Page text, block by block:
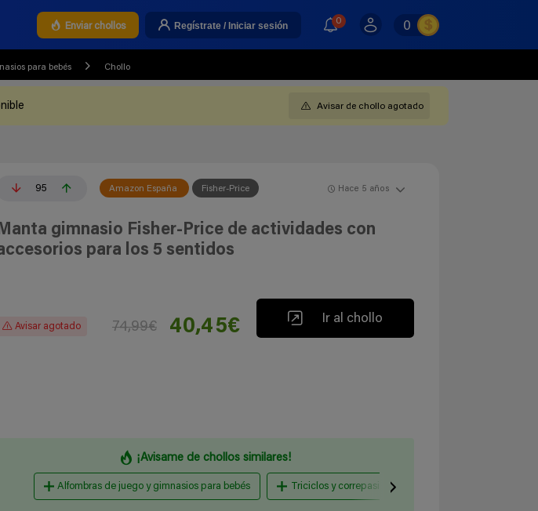
Enviar chollos Regístrate / Iniciar sesión 0 0
para bebés Chollo
Avisar de chollo agotado
95 Amazon España Fisher-Price Hace 5 años
gimnasio Fisher-Price de actividades con
para los 5 sentidos
Avisar agotado 74,99€ 40,45€ Ir al chollo
¡Avisame de chollos similares!
Alfombras de juego y gimnasios para bebés Triciclos y correpasillos